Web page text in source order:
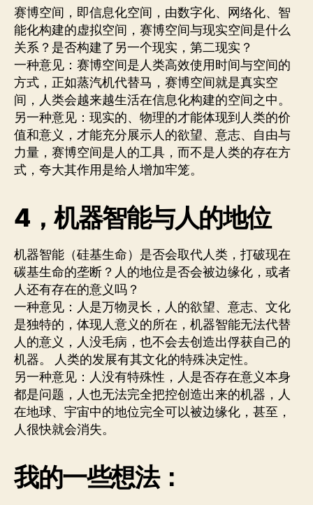
赛博空间，即信息化空间，由数字化、网络化、智
能化构建的虚拟空间，赛博空间与现实空间是什么
关系？是否构建了另一个现实，第二现实？
一种意见：赛博空间是人类高效使用时间与空间的
方式，正如蒸汽机代替马，赛博空间就是真实空
间，人类会越来越生活在信息化构建的空间之中。
另一种意见：现实的、物理的才能体现到人类的价
值和意义，才能充分展示人的欲望、意志、自由与
力量，赛博空间是人的工具，而不是人类的存在方
式，夸大其作用是给人增加牢笼。
4，机器智能与人的地位
机器智能（硅基生命）是否会取代人类，打破现在
碳基生命的垄断？人的地位是否会被边缘化，或者
人还有存在的意义吗？
一种意见：人是万物灵长，人的欲望、意志、文化
是独特的，体现人意义的所在，机器智能无法代替
人的意义，人没毛病，也不会去创造出俘获自己的
机器。 人类的发展有其文化的特殊决定性。
另一种意见：人没有特殊性，人是否存在意义本身
都是问题，人也无法完全把控创造出来的机器，人
在地球、宇宙中的地位完全可以被边缘化，甚至，
人很快就会消失。
我的一些想法：